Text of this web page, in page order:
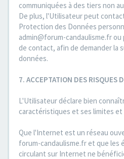
communiquées à des tiers non
De plus, l'Utilisateur peut
Protection des Données
admin@forum-candaulisme.fr ou
de contact, afin de demander la
données.
7. ACCEPTATION DES RISQUES
L'Utilisateur déclare bien
caractéristiques et ses limites
Que l'Internet est un réseau
forum-candaulisme.fr et que les
circulant sur Internet ne